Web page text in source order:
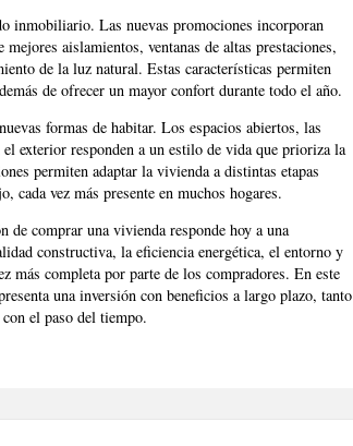
inmobiliario. Las nuevas promociones incorporan
aislamientos, ventanas de altas prestaciones,
de la luz natural. Estas características permiten
de ofrecer un mayor confort durante todo el año.
formas de habitar. Los espacios abiertos, las
exterior responden a un estilo de vida que prioriza la
permiten adaptar la vivienda a distintas etapas
cada vez más presente en muchos hogares.
comprar una vivienda responde hoy a una
constructiva, la eficiencia energética, el entorno y
más completa por parte de los compradores. En este
una inversión con beneficios a largo plazo, tanto
el paso del tiempo.